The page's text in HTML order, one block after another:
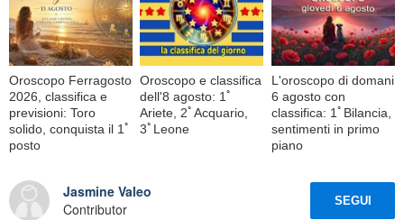
Oroscopo Ferragosto
2026, classifica e
previsioni: Toro
solido, conquista il 1ﾟ
posto
Oroscopo e classifica
dell'8 agosto: 1ﾟ
Ariete, 2ﾟAcquario,
3ﾟLeone
L'oroscopo di domani
6 agosto con
classifica: 1ﾟBilancia,
sentimenti in primo
piano
Jasmine Valeo
Contributor
SEGUI